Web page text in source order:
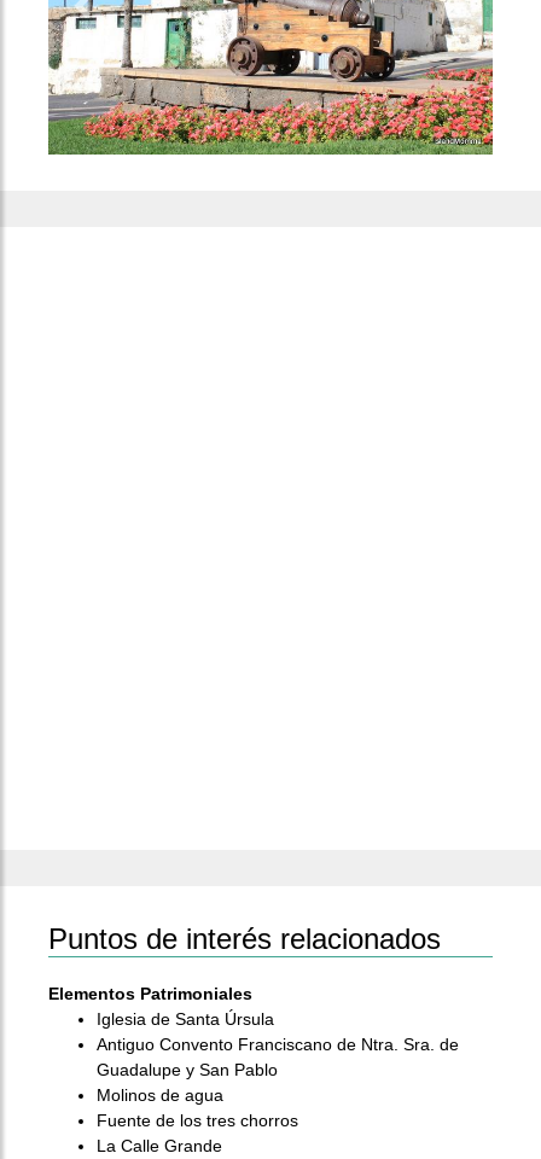
Previous Next
Puntos de interés relacionados
Elementos Patrimoniales
Iglesia de Santa Úrsula
Antiguo Convento Franciscano de Ntra. Sra. de
Guadalupe y San Pablo
Molinos de agua
Fuente de los tres chorros
La Calle Grande